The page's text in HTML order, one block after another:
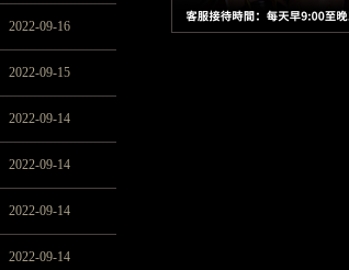
2022-09-16
2022-09-15
2022-09-14
2022-09-14
2022-09-14
2022-09-14